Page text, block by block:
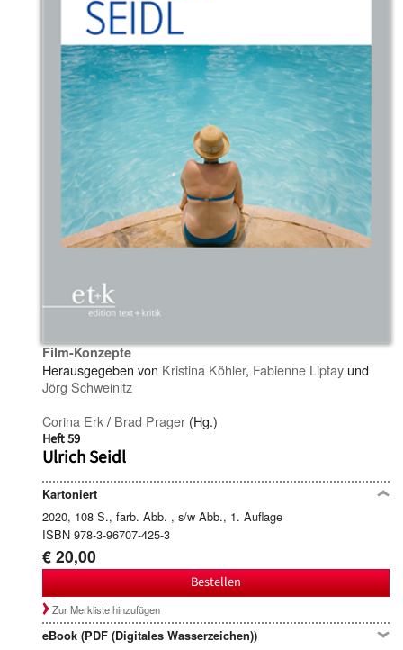
Film-Konzepte
Herausgegeben von Kristina Köhler, Fabienne Liptay und
Jörg Schweinitz
Corina Erk/ Brad Prager (Hg.)
Heft 59
Ulrich Seidl
Kartoniert
2020, 108 S., farb. Abb. , s/w Abb., 1. Auflage
ISBN 978-3-96707-425-3
€ 20,00
Bestellen
Zur Merkliste hinzufügen
eBook (PDF (Digitales Wasserzeichen))